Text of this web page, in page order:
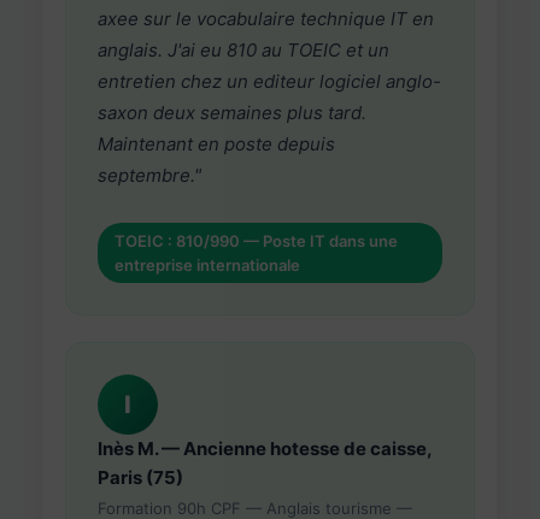
axee sur le vocabulaire technique IT en
anglais. J'ai eu 810 au TOEIC et un
entretien chez un editeur logiciel anglo-
saxon deux semaines plus tard.
Maintenant en poste depuis
septembre."
TOEIC : 810/990 — Poste IT dans une
entreprise internationale
I
Inès M. — Ancienne hotesse de caisse,
Paris (75)
Formation 90h CPF — Anglais tourisme —